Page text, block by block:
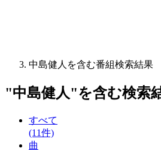
中島健人を含む番組検索結果
"中島健人"を含む検索
すべて
(11件)
曲